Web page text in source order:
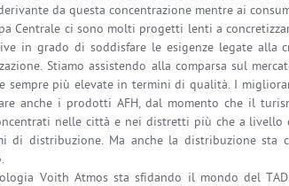
da questa concentrazione mentre ai
Centrale ci sono molti progetti lenti a
in grado di soddisfare le esigenze legate alla
Stiamo assistendo alla comparsa sul
sempre più elevate in termini di qualità. I
anche i prodotti AFH, dal momento che il
nelle città e nei distretti più che a livello
di distribuzione. Ma anche la distribuzione
Voith Atmos sta sfidando il mondo del